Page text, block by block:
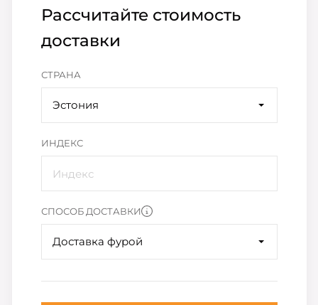
Рассчитайте стоимость
доставки
СТРАНА
Эстония
ИНДЕКС
СПОСОБ ДОСТАВКИ
Доставка фурой